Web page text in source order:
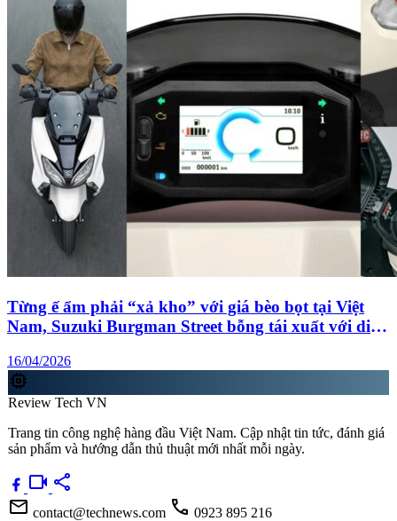
Từng ế ẩm phải “xả kho” với giá bèo bọt tại Việt
Nam, Suzuki Burgman Street bỗng tái xuất với diện
16/04/2026
memory
Review Tech VN
Trang tin công nghệ hàng đầu Việt Nam. Cập nhật tin tức, đánh giá
sản phẩm và hướng dẫn thủ thuật mới nhất mỗi ngày.
videocam share
mail contact@technews.com call 0923 895 216